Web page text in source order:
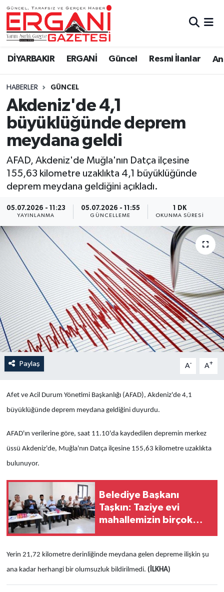
DİYARBAKIR ERGANİ Güncel Resmi İlanlar
HABERLER GÜNCEL
Akdeniz'de 4,1
büyüklüğünde deprem
meydana geldi
AFAD, Akdeniz'de Muğla'nın Datça ilçesine
155,63 kilometre uzaklıkta 4,1 büyüklüğünde
deprem meydana geldiğini açıkladı.
05.07.2026 - 11:23
YAYINLANMA
05.07.2026 - 11:55
GÜNCELLEME
1 DK
OKUNMA SÜRESI
Paylaş A- A+
Afet ve Acil Durum Yönetimi Başkanlığı (AFAD), Akdeniz'de 4,1
büyüklüğünde deprem meydana geldiğini duyurdu.
AFAD'ın verilerine göre, saat 11.10'da kaydedilen depremin merkez
üssü Akdeniz'de, Muğla'nın Datça ilçesine 155,63 kilometre uzaklıkta
bulunuyor.
Belediye Başkanı
Taşkın: Taziye evi
mahallemizin birçok
Yerin 21,72 kilometre derinliğinde meydana gelen depreme ilişkin şu
ana kadar herhangi bir olumsuzluk bildirilmedi. (İLKHA)
DİYARBAKIR
BİSMİL
BAĞLAR
ERGANİ
Güncel
Eği̇ti̇m
Resmi İlanlar
Sağlık
Si̇yaset
Spor
Yaşam
Anali̇z
Bi̇li̇m & Teknoloji̇
Dünya
Eği̇ti̇m
Ergani Nöbetçi Eczaneler
Ergani Hava Durumu
Ergani Trafik Yoğunluk Haritası
Süper Lig Puan Durumu ve Fikstür
Tüm Manşetler
Son Dakika Haberleri
Haber Arşivi